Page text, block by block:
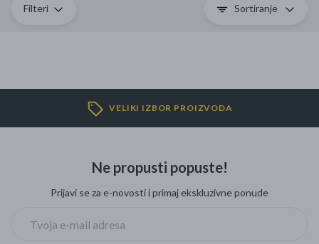
TV, audio i foto
Sport i slobodno vrijeme
Filteri Sortiranje
VELIKI IZBOR PROIZVODA
Ne propusti popuste!
Prijavi se za e-novosti i primaj ekskluzivne ponude